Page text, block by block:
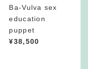
–
5
Ba-Vulva sex
education
puppet
¥38,500